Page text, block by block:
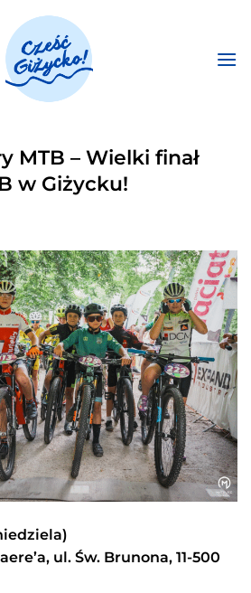
MTB – Wielki finał
w Giżycku!
ul. Św. Brunona, 11-500